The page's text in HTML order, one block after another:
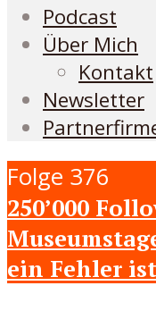
Podcast
Über Mich
Kontakt
Newsletter
Folge 376
250’000
ein Fehler